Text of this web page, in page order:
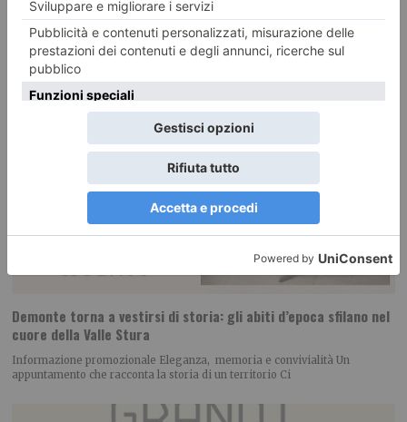
Demonte torna a vestirsi di storia: gli abiti d’epoca sfilano nel
cuore della Valle Stura
Informazione promozionale Eleganza, memoria e convivialità Un
appuntamento che racconta la storia di un territorio Ci